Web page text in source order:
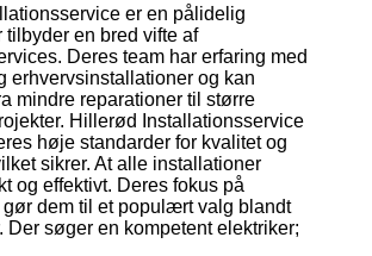
er en pålidelig
tilbyder en bred vifte af
Deres team har erfaring med
erhvervsinstallationer og kan
mindre reparationer til større
Hillerød Installationsservice
høje standarder for kvalitet og
sikrer. At alle installationer
og effektivt. Deres fokus på
gør dem til et populært valg blandt
Der søger en kompetent elektriker;